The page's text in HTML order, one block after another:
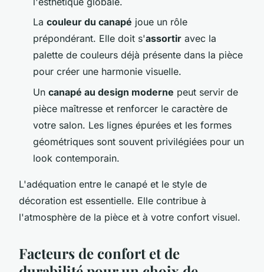
La couleur du canapé joue un rôle
prépondérant. Elle doit s'assortir avec la
palette de couleurs déjà présente dans la pièce
pour créer une harmonie visuelle.
Un canapé au design moderne peut servir de
pièce maîtresse et renforcer le caractère de
votre salon. Les lignes épurées et les formes
géométriques sont souvent privilégiées pour un
look contemporain.
L'adéquation entre le canapé et le style de
décoration est essentielle. Elle contribue à
l'atmosphère de la pièce et à votre confort visuel.
Facteurs de confort et de